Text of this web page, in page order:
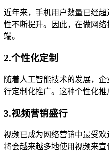
近年来，手机用户数量已经
性不断提升。因此，在做网
端。
2.个性化定制
随着人工智能技术的发展，
行定制化推广。这种个性化推
3.视频营销盛行
视频已成为网络营销中最受
将会越来越多地使用视频来宣